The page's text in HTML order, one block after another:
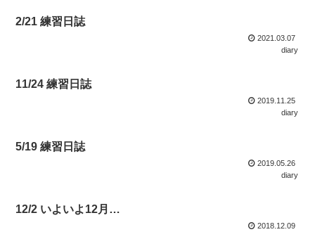
2/21 練習日誌
2021.03.07
diary
11/24 練習日誌
2019.11.25
diary
5/19 練習日誌
2019.05.26
diary
12/2 いよいよ12月…
2018.12.09